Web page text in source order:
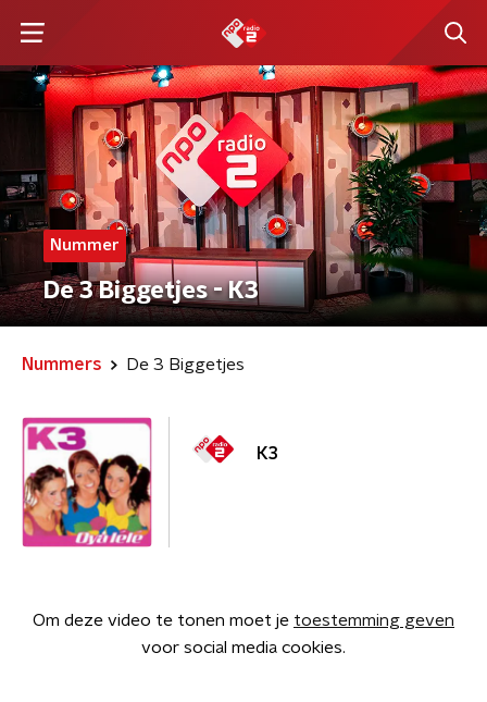
Nummer
De 3 Biggetjes - K3
Nummers De 3 Biggetjes
K3
Om deze video te tonen moet je toestemming geven
voor social media cookies.